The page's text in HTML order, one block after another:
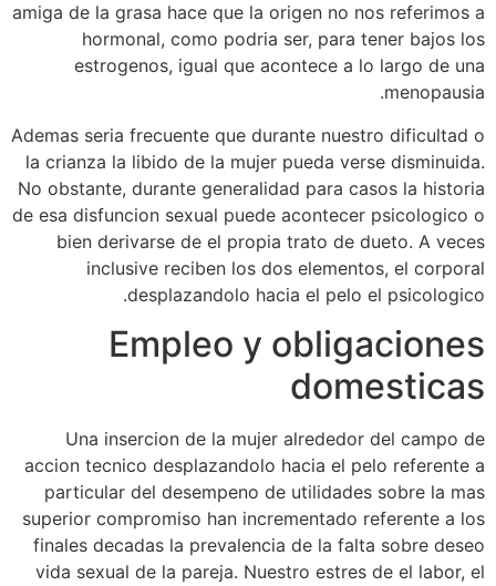
amiga de la grasa hace que la origen no nos referimos a
hormonal, como podri­a ser, para tener bajos los
estrogenos, igual que acontece a lo largo de una
menopausia.
Ademas seri­a frecuente que durante nuestro dificultad o
la crianza la libido de la mujer pueda verse disminuida.
No obstante, durante generalidad para casos la historia
de esa disfuncion sexual puede acontecer psicologico o
bien derivarse de el propia trato de dueto. A veces
inclusive reciben los dos elementos, el corporal
desplazandolo hacia el pelo el psicologico.
Empleo y obligaciones
domesticas
Una insercion de la mujer alrededor del campo de
accion tecnico desplazandolo hacia el pelo referente a
particular del desempeno de utilidades sobre la mas
superior compromiso han incrementado referente a los
finales decadas la prevalencia de la falta sobre deseo
vida sexual de la pareja. Nuestro estres de el labor, el